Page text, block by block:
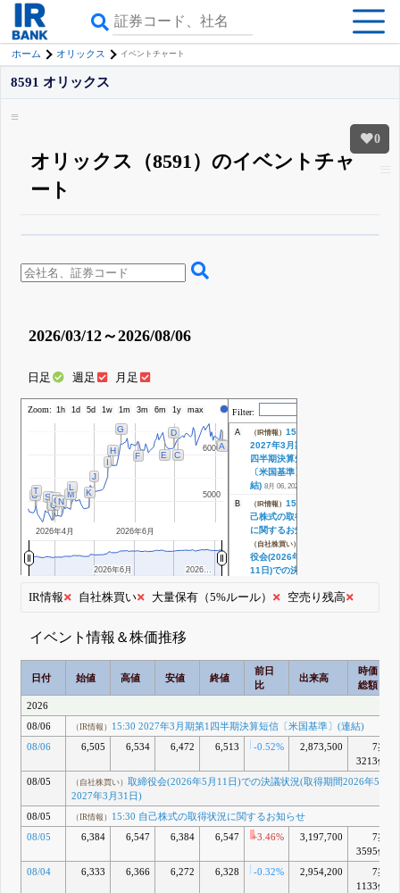
ホーム オリックス イベントチャート
0
8591 オリックス
オリックス（8591）のイベントチャ
ート
詳しく見られる無料でβ版をはじめる
登録すると永久30%OFFと米株版の先行利用も付きます
2026/03/12～2026/08/06
日足 週足 月足
Zoom: 1h 1d 5d 1w 1m 3m 6m 1y max 株価
2026年4月 2026年6月
5000
5000
6000
6000
U
T
S
R
Q
PON
M
L
K
J
H
G
F E
D
C
B
A
2026年6月
2026年6月 2026…
2026…
Filter:
A （IR情報） 15:30
2027年3月期第1
四半期決算短信
〔米国基準〕(連
結) 8月 06, 2026
B （IR情報） 15:30 自
己株式の取得状況
に関するお知らせ
（自社株買い）
役会(2026年5月
11日)での決議状
年5月22日～2027
に関するお知らせ
（自社株買い）取締
役会(2026年5月
況(取得期間2026
年5月22日～2027
年3月31日)
D （IR情報）15:30 (開
NTI Holdings,
LLC(米国PE投資
先:Network
渡(子会社の異動)
に関するお知らせ
IR情報 自社株買い 大量保有（5%ルール） 空売り残高
イベント情報＆株価推移
日付 始値 高値 安値 終値
前日
比
出来高
時価
総額
2026
08/06
（IR情報） 15:30 2027年3月期第1四半期決算短信〔米国基準〕(連結)
08/06
6,505 6,534 6,472 6,513 -0.52% 2,873,500
7兆
3213億
08/05
（自社株買い） 取締役会(2026年5月11日)での決議状況(取得期間2026年5月
2027年3月31日)
08/05
（IR情報） 15:30 自己株式の取得状況に関するお知らせ
08/05
6,384 6,547 6,384 6,547 +3.46% 3,197,700
7兆
3595億
08/04
6,333 6,366 6,272 6,328 -0.32% 2,954,200
7兆
1133億